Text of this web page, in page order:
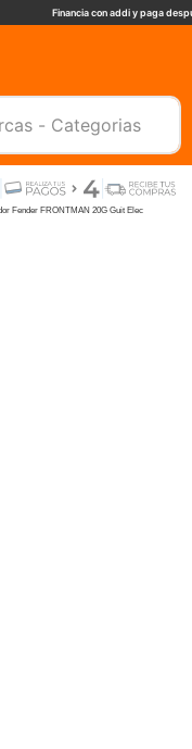
Financia con addi y paga
AYUDAMOS, ESCRIBENOS. 📲
Fender FRONTMAN 20G Guit Elec